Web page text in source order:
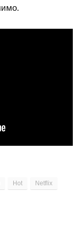
Hot Netflix